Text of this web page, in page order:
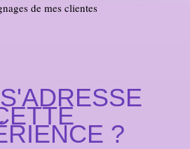
de mes clientes
?